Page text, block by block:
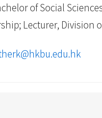
of Social
Lecturer, Division